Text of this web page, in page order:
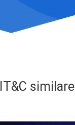
similare